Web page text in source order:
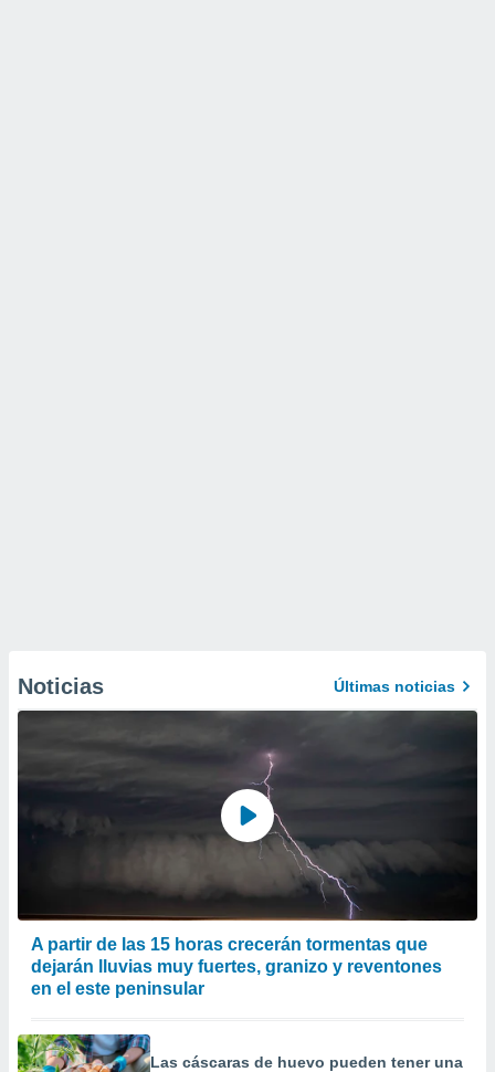
Noticias Últimas noticias
A partir de las 15 horas crecerán tormentas que
dejarán lluvias muy fuertes, granizo y reventones
en el este peninsular
Las cáscaras de huevo pueden tener una